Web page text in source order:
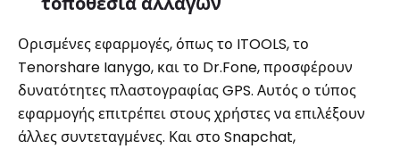
Ορισμένες εφαρμογές, όπως το ITOOLS, το
Tenorshare Ianygo, και το Dr.Fone, προσφέρουν
δυνατότητες πλαστογραφίας GPS. Αυτός ο τύπος
εφαρμογής επιτρέπει στους χρήστες να επιλέξουν
άλλες συντεταγμένες. Και στο Snapchat,